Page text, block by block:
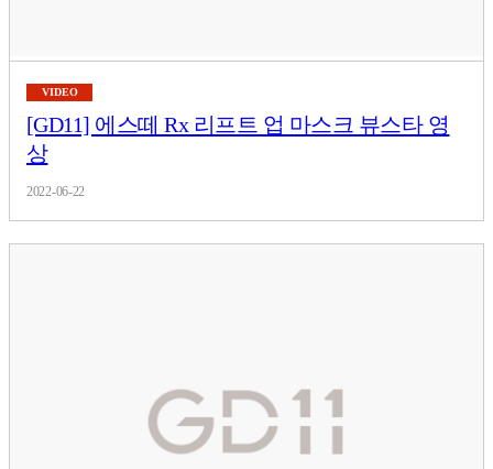
VIDEO
[GD11] 에스떼 Rx 리프트 업 마스크 뷰스타 영
상
2022-06-22